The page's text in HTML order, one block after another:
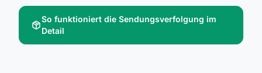
package_2So funktioniert die Sendungsverfolgung im
Detail